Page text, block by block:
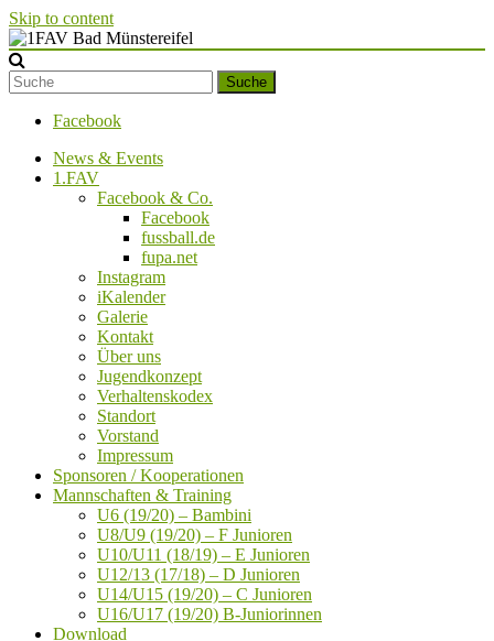
Skip to content
1FAV Bad Münstereifel Suche
Facebook
News & Events
1.FAV
Facebook & Co.
Facebook
fussball.de
fupa.net
Instagram
iKalender
Galerie
Kontakt
Über uns
Jugendkonzept
Verhaltenskodex
Standort
Vorstand
Impressum
Sponsoren / Kooperationen
Mannschaften & Training
U6 (19/20) – Bambini
U8/U9 (19/20) – F Junioren
U10/U11 (18/19) – E Junioren
U12/13 (17/18) – D Junioren
U14/U15 (19/20) – C Junioren
U16/U17 (19/20) B-Juniorinnen
Download